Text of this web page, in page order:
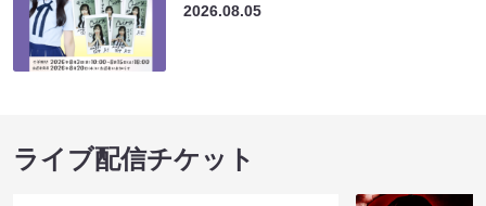
2026.08.05
ライブ配信チケット